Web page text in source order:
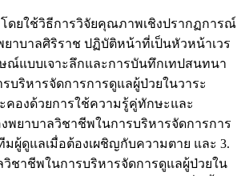
ดยใช้วิธีการวิจัยคุณภาพเชิงปรากฏการณ์
าบาลศิริราช ปฏิบัติหน้าที่เป็นหัวหน้าเวร
ณ์แบบเจาะลึกและการบันทึกเทปสนทนา
ริหารจัดการการดูแลผู้ป่วยในวาระ
องด้วยการใช้ความรู้คู่ทักษะและ
ยาบาลวิชาชีพในการบริหารจัดการการ
ผู้ดูแลเมื่อต้องเผชิญกับความตาย และ 3.
ชาชีพในการบริหารจัดการดูแลผู้ป่วยใน